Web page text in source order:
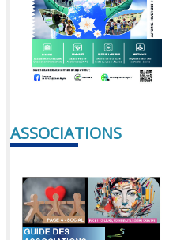
ASSOCIATIONS